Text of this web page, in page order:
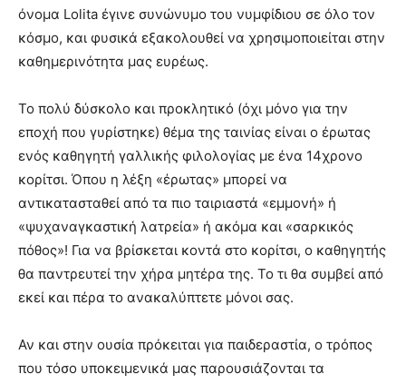
όνομα Lolita έγινε συνώνυμο του νυμφίδιου σε όλο τον
κόσμο, και φυσικά εξακολουθεί να χρησιμοποιείται στην
καθημερινότητα μας ευρέως.
Το πολύ δύσκολο και προκλητικό (όχι μόνο για την
εποχή που γυρίστηκε) θέμα της ταινίας είναι ο έρωτας
ενός καθηγητή γαλλικής φιλολογίας με ένα 14χρονο
κορίτσι. Όπου η λέξη «έρωτας» μπορεί να
αντικατασταθεί από τα πιο ταιριαστά «εμμονή» ή
«ψυχαναγκαστική λατρεία» ή ακόμα και «σαρκικός
πόθος»! Για να βρίσκεται κοντά στο κορίτσι, ο καθηγητής
θα παντρευτεί την χήρα μητέρα της. Το τι θα συμβεί από
εκεί και πέρα το ανακαλύπτετε μόνοι σας.
Αν και στην ουσία πρόκειται για παιδεραστία, ο τρόπος
που τόσο υποκειμενικά μας παρουσιάζονται τα